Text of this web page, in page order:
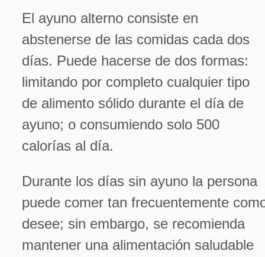
El ayuno alterno consiste en
abstenerse de las comidas cada dos
días. Puede hacerse de dos formas:
limitando por completo cualquier tipo
de alimento sólido durante el día de
ayuno; o consumiendo solo 500
calorías al día.
Durante los días sin ayuno la persona
puede comer tan frecuentemente
desee; sin embargo, se recomienda
mantener una alimentación saludable